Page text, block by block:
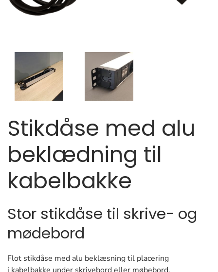
Stikdåse med alu
beklædning til
kabelbakke
Stor stikdåse til skrive- og
mødebord
Flot stikdåse med alu beklæsning til placering